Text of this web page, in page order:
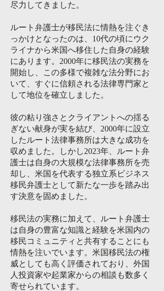
尽力してきました。
ルート弁護士が移民法に情熱を注ぐき
っかけとなったのは、10代の頃にウク
ライナから米国へ移住した自身の経験
にあります。2000年に移民法の実務を
開始し、この多様で複雑な法分野にお
いて、すぐに信頼される法律専門家と
して地位を確立しました。
彼の粘り強さとクライアントへの揺る
ぎない献身が実を結び、2000年に設立
したルート法律事務所は大きな成功を
収めました。しかし2023年、ルート弁
護士は自身の大規模な法律事務所を売
却し、米国を代表する独立系ビジネス
移民弁護士として新たな一歩を踏み出
す決意を固めました。
移民法の実務に加えて、ルート弁護士
は自身の豊富な知識と経験を米国内の
移民コミュニティと共有することにも
情熱を注いでいます。米国移民法の権
威としても高く評価されており、外国
人投資家や起業家からの相談も数多く
寄せられています。